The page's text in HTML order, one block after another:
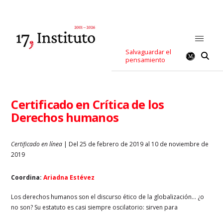
Salvaguardar el
pensamiento
Certificado en Crítica de los
Derechos humanos
Certificado en línea | Del 25 de febrero de 2019 al 10 de noviembre de
2019
Coordina:Ariadna Estévez
Los derechos humanos son el discurso ético de la globalización… ¿o
no son? Su estatuto es casi siempre oscilatorio: sirven para